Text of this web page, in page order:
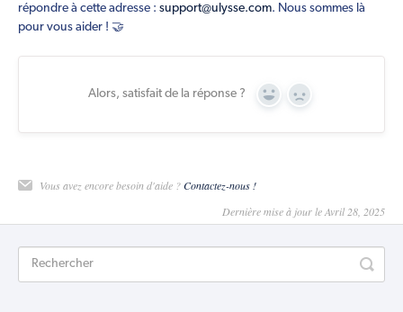
répondre à cette adresse : support@ulysse.com. Nous sommes là
pour vous aider ! 🤝
Alors, satisfait de la réponse ?
Yes No
Vous avez encore besoin d'aide ?Contactez-nous !
Dernière mise à jour le Avril 28, 2025